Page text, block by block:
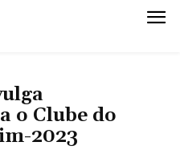
o Clube do
2023